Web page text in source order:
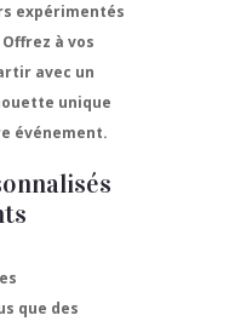
expérimentés
à vos
avec un
unique
événement.
que des